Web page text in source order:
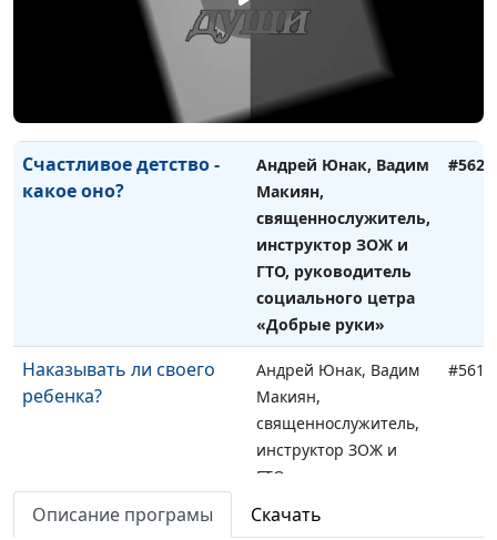
священнослужитель,
инструктор ЗОЖ и
социального цетра
«Добрые руки»
Счастливое детство -
какое оно?
Андрей Юнак, Вадим
Макиян,
священнослужитель,
инструктор ЗОЖ и
ГТО, руководитель
социального цетра
«Добрые руки»
#562
Наказывать ли своего
ребенка?
Андрей Юнак, Вадим
Макиян,
священнослужитель,
инструктор ЗОЖ и
ГТО, руководитель
#561
Описание програмы Скачать